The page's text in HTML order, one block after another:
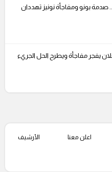
بونو ومفاجأة نونيز تهددان
يفجر مفاجأة ويطرح الحل الجريء
اعلن معنا الأرشيف